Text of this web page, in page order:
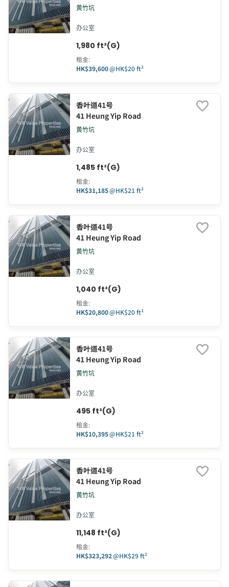
黄竹坑
办公室
1,980 ft²(G)
租金:
HK$39,600@HK$20 ft²
香叶道41号
41 Heung Yip Road
黄竹坑
办公室
1,485 ft²(G)
租金:
HK$31,185@HK$21 ft²
香叶道41号
41 Heung Yip Road
黄竹坑
办公室
1,040 ft²(G)
租金:
HK$20,800@HK$20 ft²
香叶道41号
41 Heung Yip Road
黄竹坑
办公室
495 ft²(G)
租金:
HK$10,395@HK$21 ft²
香叶道41号
41 Heung Yip Road
黄竹坑
办公室
11,148 ft²(G)
租金:
HK$323,292@HK$29 ft²